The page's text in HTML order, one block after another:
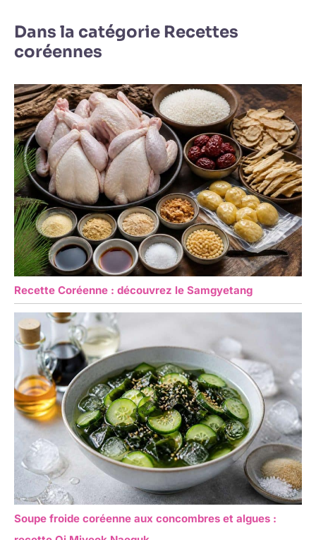
Dans la catégorie Recettes
coréennes
Recette Coréenne : découvrez le Samgyetang
Soupe froide coréenne aux concombres et algues :